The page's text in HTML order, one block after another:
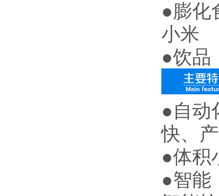
●膨化
小米
●饮品
●自动
快、
●体积
●智能